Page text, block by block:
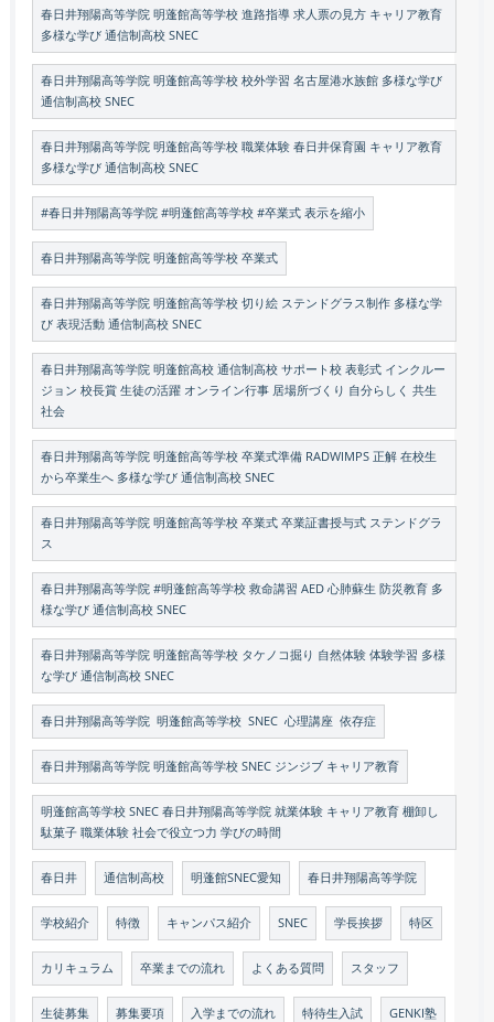
春日井翔陽高等学院 明蓬館高等学校 進路指導 求人票の見方 キャリア教育
多様な学び 通信制高校 SNEC
春日井翔陽高等学院 明蓬館高等学校 校外学習 名古屋港水族館 多様な学び
通信制高校 SNEC
春日井翔陽高等学院 明蓬館高等学校 職業体験 春日井保育園 キャリア教育
多様な学び 通信制高校 SNEC
#春日井翔陽高等学院 #明蓬館高等学校 #卒業式 表示を縮小
春日井翔陽高等学院 明蓬館高等学校 卒業式
春日井翔陽高等学院 明蓬館高等学校 切り絵 ステンドグラス制作 多様な学
び 表現活動 通信制高校 SNEC
春日井翔陽高等学院 明蓬館高校 通信制高校 サポート校 表彰式 インクルー
ジョン 校長賞 生徒の活躍 オンライン行事 居場所づくり 自分らしく 共生
社会
春日井翔陽高等学院 明蓬館高等学校 卒業式準備 RADWIMPS 正解 在校生
から卒業生へ 多様な学び 通信制高校 SNEC
春日井翔陽高等学院 明蓬館高等学校 卒業式 卒業証書授与式 ステンドグラ
ス
春日井翔陽高等学院 #明蓬館高等学校 救命講習 AED 心肺蘇生 防災教育 多
様な学び 通信制高校 SNEC
春日井翔陽高等学院 明蓬館高等学校 タケノコ掘り 自然体験 体験学習 多様
な学び 通信制高校 SNEC
春日井翔陽高等学院 明蓬館高等学校 SNEC 心理講座 依存症
春日井翔陽高等学院 明蓬館高等学校 SNEC ジンジブ キャリア教育
明蓬館高等学校 SNEC 春日井翔陽高等学院 就業体験 キャリア教育 棚卸し
駄菓子 職業体験 社会で役立つ力 学びの時間
春日井 通信制高校 明蓬館SNEC愛知 春日井翔陽高等学院
学校紹介 特徴 キャンパス紹介 SNEC 学長挨拶 特区
カリキュラム 卒業までの流れ よくある質問 スタッフ
生徒募集 募集要項 入学までの流れ 特待生入試 GENKI塾